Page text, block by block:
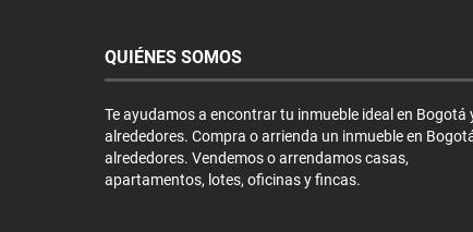
QUIÉNES SOMOS
Te ayudamos a encontrar tu inmueble ideal en Bogotá
alrededores. Compra o arrienda un inmueble en
alrededores. Vendemos o arrendamos casas,
apartamentos, lotes, oficinas y fincas.